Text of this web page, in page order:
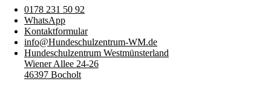
0178 231 50 92
WhatsApp
Kontaktformular
info@Hundeschulzentrum-WM.de
Hundeschulzentrum Westmünsterland
Wiener Allee 24-26
46397 Bocholt